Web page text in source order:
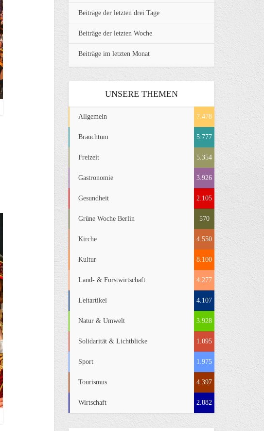
Beiträge der letzten drei Tage
Beiträge der letzten Woche
Beiträge im letzten Monat
UNSERE THEMEN
Allgemein 7.478
Brauchtum 5.777
Freizeit 5.354
Gastronomie 3.926
Gesundheit 2.105
Grüne Woche Berlin 570
Kirche 4.550
Kultur 8.100
Land- & Forstwirtschaft 4.277
Leitartikel 4.107
Natur & Umwelt 3.928
Solidarität & Lichtblicke 1.095
Sport 1.975
Tourismus 4.397
Wirtschaft 2.882